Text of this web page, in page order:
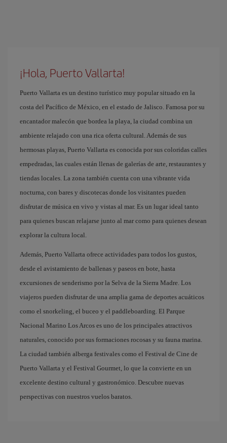
¡Hola, Puerto Vallarta!
Puerto Vallarta es un destino turístico muy popular situado en la
costa del Pacífico de México, en el estado de Jalisco. Famosa por su
encantador malecón que bordea la playa, la ciudad combina un
ambiente relajado con una rica oferta cultural. Además de sus
hermosas playas, Puerto Vallarta es conocida por sus coloridas calles
empedradas, las cuales están llenas de galerías de arte, restaurantes y
tiendas locales. La zona también cuenta con una vibrante vida
nocturna, con bares y discotecas donde los visitantes pueden
disfrutar de música en vivo y vistas al mar. Es un lugar ideal tanto
para quienes buscan relajarse junto al mar como para quienes desean
explorar la cultura local.
Además, Puerto Vallarta ofrece actividades para todos los gustos,
desde el avistamiento de ballenas y paseos en bote, hasta
excursiones de senderismo por la Selva de la Sierra Madre. Los
viajeros pueden disfrutar de una amplia gama de deportes acuáticos
como el snorkeling, el buceo y el paddleboarding. El Parque
Nacional Marino Los Arcos es uno de los principales atractivos
naturales, conocido por sus formaciones rocosas y su fauna marina.
La ciudad también alberga festivales como el Festival de Cine de
Puerto Vallarta y el Festival Gourmet, lo que la convierte en un
excelente destino cultural y gastronómico. Descubre nuevas
perspectivas con nuestros vuelos baratos.